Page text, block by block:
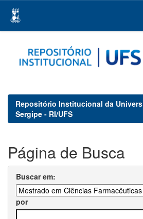
navigation
Repositório Institucional da
Sergipe - RI/UFS
Página de Busca
Buscar em:
por